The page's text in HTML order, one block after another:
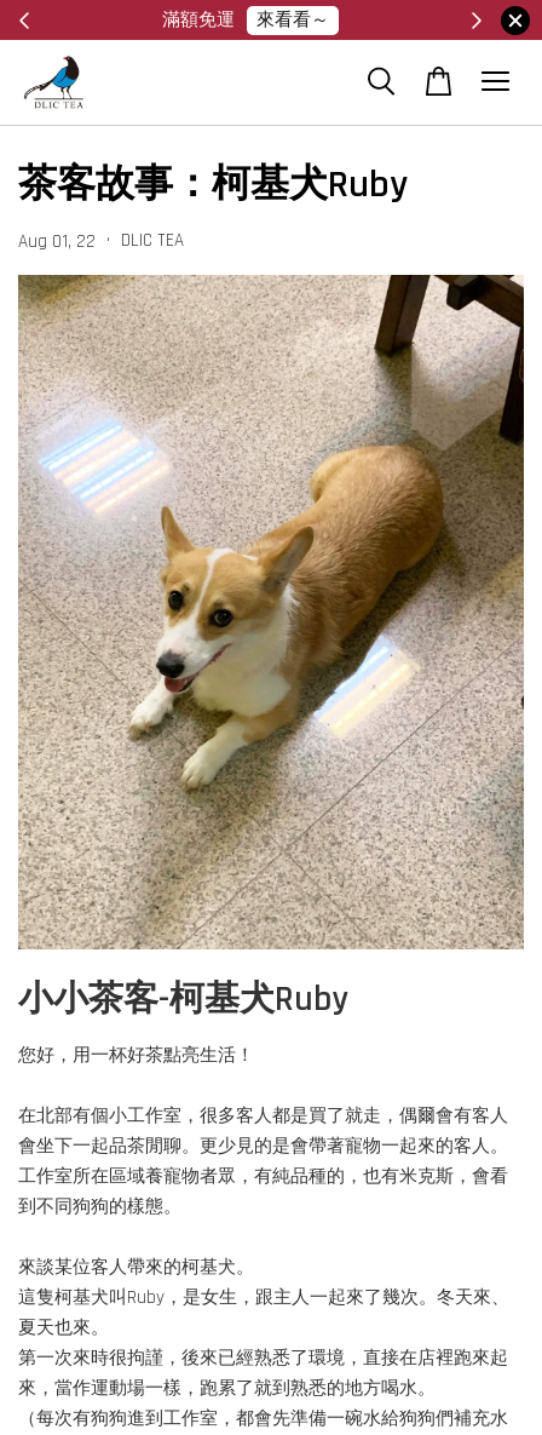
暫無貨到付款服務，請見諒
茶客故事：柯基犬Ruby
Aug 01, 22 • DLIC TEA
小小茶客-柯基犬Ruby
您好，用一杯好茶點亮生活！
在北部有個小工作室，很多客人都是買了就走，偶爾會有客人
會坐下一起品茶閒聊。更少見的是會帶著寵物一起來的客人。
工作室所在區域養寵物者眾，有純品種的，也有米克斯，會看
到不同狗狗的樣態。
來談某位客人帶來的柯基犬。
這隻柯基犬叫Ruby，是女生，跟主人一起來了幾次。冬天來、
夏天也來。
第一次來時很拘謹，後來已經熟悉了環境，直接在店裡跑來起
來，當作運動場一樣，跑累了就到熟悉的地方喝水。
（每次有狗狗進到工作室，都會先準備一碗水給狗狗們補充水